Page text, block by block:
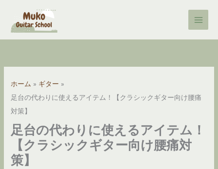
ホーム
ギター
足台の代わりに使えるアイテム！【クラシックギター向け腰痛
対策】
足台の代わりに使えるアイテム！
【クラシックギター向け腰痛対
策】